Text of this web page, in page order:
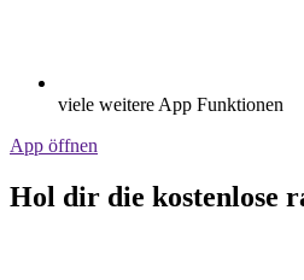
viele weitere App Funktionen
App öffnen
Hol dir die kostenlose